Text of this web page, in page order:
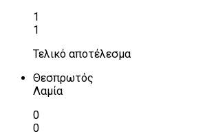
1
1
Τελικό αποτέλεσμα
Θεσπρωτός
Λαμία
0
0